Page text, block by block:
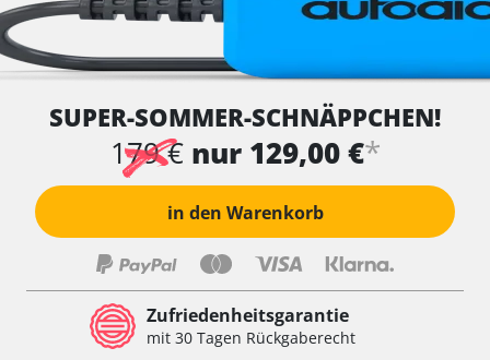
SUPER-SOMMER-SCHNÄPPCHEN!
179 € nur 129,00 €*
in den Warenkorb
Zufriedenheitsgarantie
mit 30 Tagen Rückgaberecht